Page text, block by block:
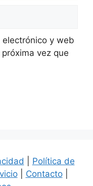
y web
vez que
Política de
| Contacto|